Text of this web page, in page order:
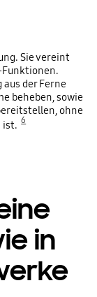
Sie vereint
Funktionen.
der Ferne
beheben, sowie
ohne
ist. 6
in